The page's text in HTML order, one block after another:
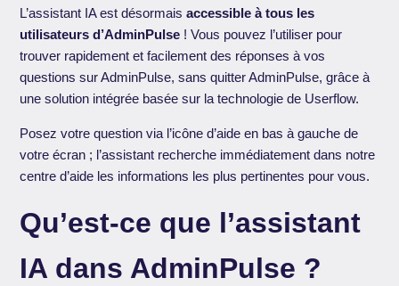
L’assistant IA est désormaisaccessible à tous les
utilisateurs d’AdminPulse ! Vous pouvez l’utiliser pour
trouver rapidement et facilement des réponses à vos
questions sur AdminPulse, sans quitter AdminPulse, grâce à
une solution intégrée basée sur la technologie de Userflow.
Posez votre question via l’icône d’aide en bas à gauche de
votre écran ; l’assistant recherche immédiatement dans notre
centre d’aide les informations les plus pertinentes pour vous.
Qu’est-ce que l’assistant
IA dans AdminPulse ?